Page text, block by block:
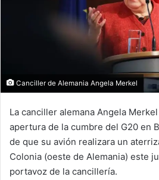
Canciller de Alemania Angela Merkel
La canciller alemana Angela
apertura de la cumbre del G20 en
de que su avión realizara un
Colonia (oeste de Alemania) este
portavoz de la cancillería.